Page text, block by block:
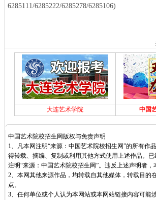
6285111/6285222/6285278/6285106)
大连艺术学院 中国
中国艺术院校招生网版权与免责声明
1、凡本网注明“来源：中国艺术院校招生网”的所有
得转载、摘编、复制或利用其他方式使用上述作品。
注明“来源：中国艺术院校招生网”。违反上述声明者
2、本网其他来源作品，均转载自其他媒体，转载目
点。
3、任何单位或个人认为本网站或本网站链接内容可